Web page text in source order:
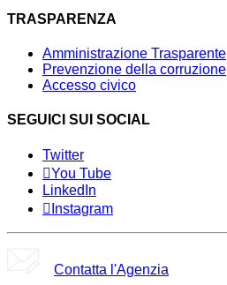
TRASPARENZA
Amministrazione Trasparente
Prevenzione della corruzione
Accesso civico
SEGUICI SUI SOCIAL
Twitter
You Tube
LinkedIn
Instagram
Contatta l'Agenzia